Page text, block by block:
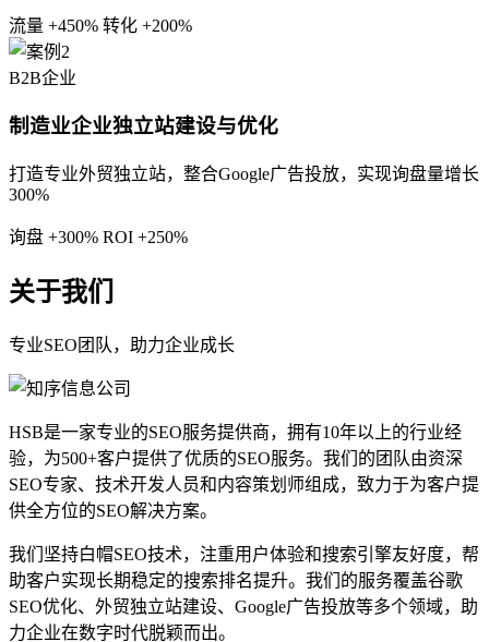
流量 +450% 转化 +200%
B2B企业
制造业企业独立站建设与优化
打造专业外贸独立站，整合Google广告投放，实现询盘量增长
300%
询盘 +300% ROI +250%
关于我们
专业SEO团队，助力企业成长
HSB是一家专业的SEO服务提供商，拥有10年以上的行业经
验，为500+客户提供了优质的SEO服务。我们的团队由资深
SEO专家、技术开发人员和内容策划师组成，致力于为客户提
供全方位的SEO解决方案。
我们坚持白帽SEO技术，注重用户体验和搜索引擎友好度，帮
助客户实现长期稳定的搜索排名提升。我们的服务覆盖谷歌
SEO优化、外贸独立站建设、Google广告投放等多个领域，助
力企业在数字时代脱颖而出。